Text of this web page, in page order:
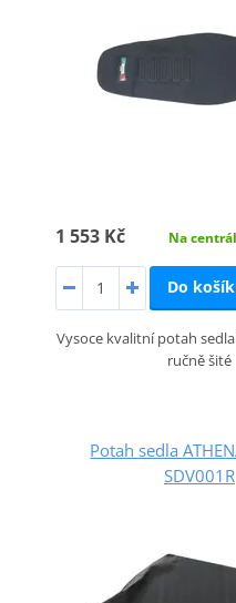
1 553 Kč Na
Do
Vysoce kvalitní potah sedla
ručně šité
Potah sedla
SDV001R